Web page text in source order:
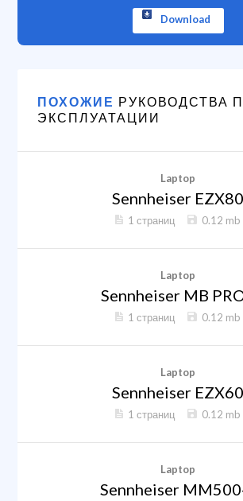
Download
ПОХОЖИЕ РУКОВОДСТВА
ЭКСПЛУАТАЦИИ
Laptop
Sennheiser EZX80
1 страниц 0.12 mb
Laptop
Sennheiser MB
1 страниц 0.12 mb
Laptop
Sennheiser EZX60
1 страниц 0.12 mb
Laptop
Sennheiser